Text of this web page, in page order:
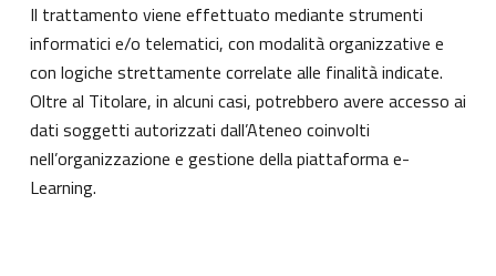
Il trattamento viene effettuato mediante strumenti
informatici e/o telematici, con modalità organizzative e
con logiche strettamente correlate alle finalità indicate.
Oltre al Titolare, in alcuni casi, potrebbero avere accesso ai
dati soggetti autorizzati dall’Ateneo coinvolti
nell’organizzazione e gestione della piattaforma e-
Learning.